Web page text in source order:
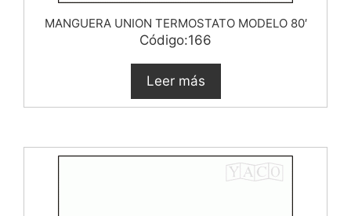
MANGUERA UNION TERMOSTATO MODELO 80′
Código:166
Leer más